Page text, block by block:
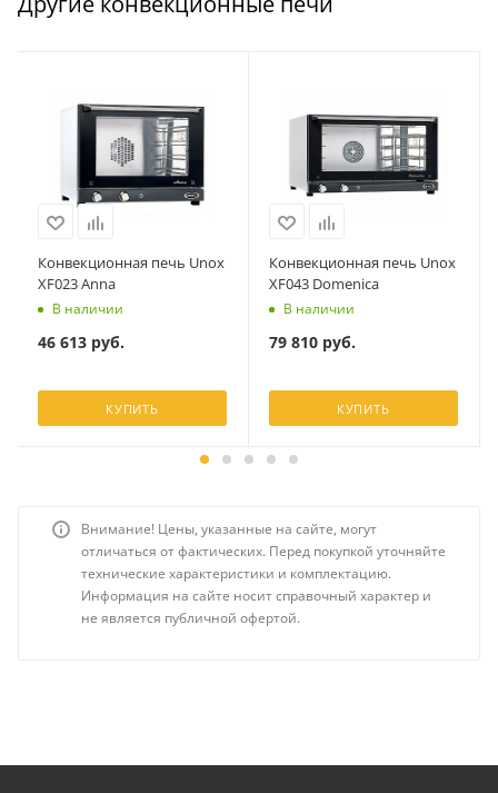
Конвекционная печь Unox
XF023 Anna
В наличии
46 613руб.
КУПИТЬ
Конвекционная печь Unox
XF043 Domenica
В наличии
79 810руб.
КУПИТЬ
Внимание! Цены, указанные на сайте, могут
отличаться от фактических. Перед покупкой уточняйте
технические характеристики и комплектацию.
Информация на сайте носит справочный характер и
не является публичной офертой.